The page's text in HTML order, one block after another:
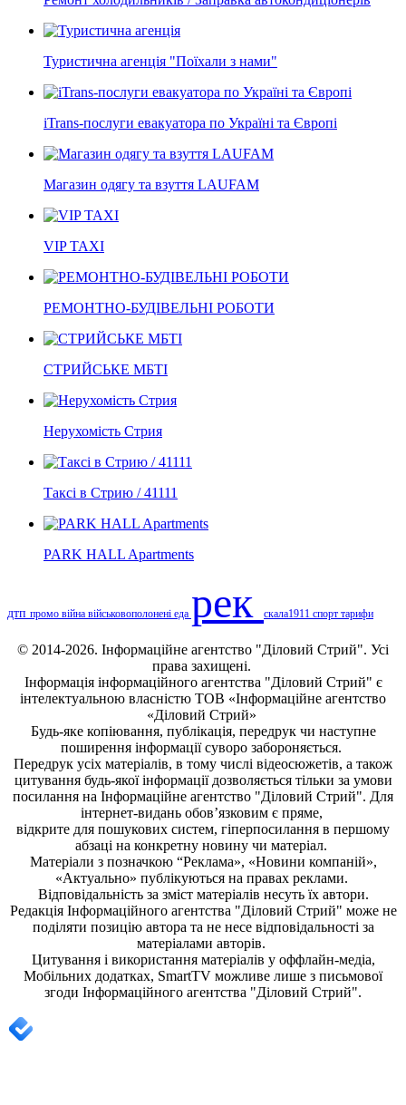
Туристична агенція "Поїхали з нами"
iTrans-послуги евакуатора по Україні та Європі
Магазин одягу та взуття LAUFAM
VIP TAXI
РЕМОНТНО-БУДІВЕЛЬНІ РОБОТИ
СТРИЙСЬКЕ МБТІ
Нерухомість Стрия
Таксі в Стрию / 41111
PARK HALL Apartments
дтп промо війна військовополонені еда рек скала1911 спорт тарифи
© 2014-2026. Інформаційне агентство "Діловий Стрий". Усі
права захищені.
Інформація інформаційного агентства "Діловий Стрий" є
інтелектуальною власністю ТОВ «Інформаційне агентство
«Діловий Стрий»
Будь-яке копiювання, публiкацiя, передрук чи наступне
поширення iнформацiї суворо забороняється.
Передрук усіх матеріалів, в тому числі відеосюжетів, а також
цитування будь-якої інформації дозволяється тільки за умови
посилання на Інформаційне агентство "Діловий Стрий". Для
інтернет-видань обов’язковим є пряме,
відкрите для пошукових систем, гіперпосилання в першому
абзаці на конкретну новину чи матеріал.
Матеріали з позначкою “Реклама», «Новини компаній»,
«Актуально» публікуються на правах реклами.
Відповідальність за зміст матеріалів несуть їх автори.
Редакція Інформаційного агентства "Діловий Стрий" може не
поділяти позицію автора та не несе відповідальності за
матеріалами авторів.
Цитування і використання матеріалів у оффлайн-медіа,
Мобільних додатках, SmartTV можливе лише з письмової
згоди Інформаційного агентства "Діловий Стрий".